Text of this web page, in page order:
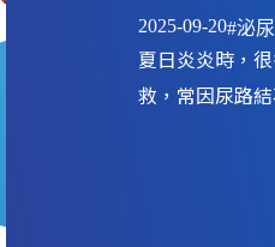
2025-09-20#泌
夏日炎炎時，
救，常因尿路